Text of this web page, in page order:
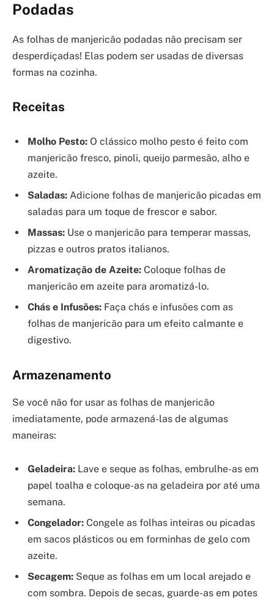
Podadas
As folhas de manjericão podadas não precisam ser
desperdiçadas! Elas podem ser usadas de diversas
formas na cozinha.
Receitas
Molho Pesto: O clássico molho pesto é feito com
manjericão fresco, pinoli, queijo parmesão, alho e
azeite.
Saladas: Adicione folhas de manjericão picadas em
saladas para um toque de frescor e sabor.
Massas: Use o manjericão para temperar massas,
pizzas e outros pratos italianos.
Aromatização de Azeite: Coloque folhas de
manjericão em azeite para aromatizá-lo.
Chás e Infusões: Faça chás e infusões com as
folhas de manjericão para um efeito calmante e
digestivo.
Armazenamento
Se você não for usar as folhas de manjericão
imediatamente, pode armazená-las de algumas
maneiras:
Geladeira: Lave e seque as folhas, embrulhe-as em
papel toalha e coloque-as na geladeira por até uma
semana.
Congelador: Congele as folhas inteiras ou picadas
em sacos plásticos ou em forminhas de gelo com
azeite.
Secagem: Seque as folhas em um local arejado e
com sombra. Depois de secas, guarde-as em potes